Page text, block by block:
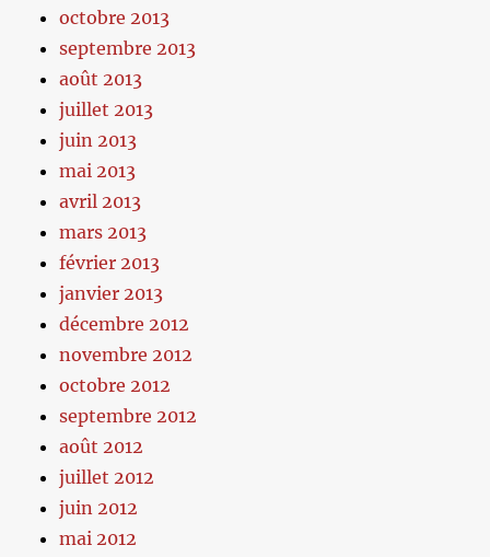
octobre 2013
septembre 2013
août 2013
juillet 2013
juin 2013
mai 2013
avril 2013
mars 2013
février 2013
janvier 2013
décembre 2012
novembre 2012
octobre 2012
septembre 2012
août 2012
juillet 2012
juin 2012
mai 2012